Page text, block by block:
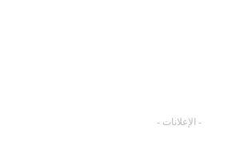
- الإعلانات -